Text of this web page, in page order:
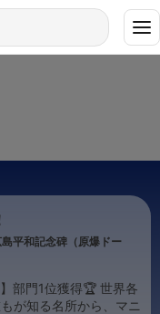
平和記念碑（原爆ドー
部門1位獲得🏆 世界各
が知る名所から、マニ